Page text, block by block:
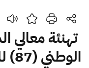
بحث
بحث بحث AI
تهنئة معالي
الوطني (87) للمملكة